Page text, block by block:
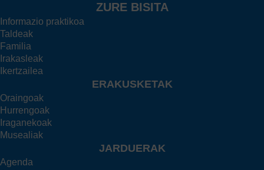
ZURE BISITA
Informazio praktikoa
Taldeak
Familia
Irakasleak
Ikertzailea
ERAKUSKETAK
Oraingoak
Hurrengoak
Iraganekoak
Musealiak
JARDUERAK
Agenda